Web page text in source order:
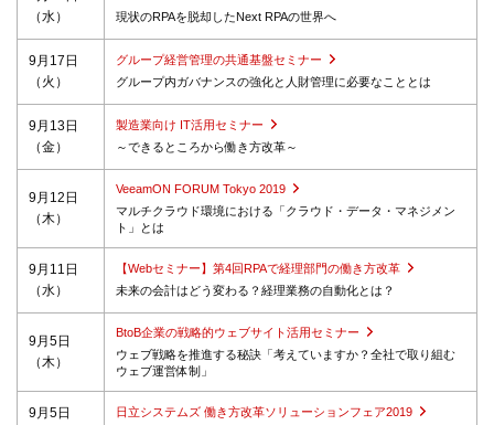
（水）
現状のRPAを脱却したNext RPAの世界へ
9月17日
（火）
グループ経営管理の共通基盤セミナー
グループ内ガバナンスの強化と人財管理に必要なこととは
9月13日
（金）
製造業向け IT活用セミナー
～できるところから働き方改革～
9月12日
（木）
VeeamON FORUM Tokyo 2019
マルチクラウド環境における「クラウド・データ・マネジメン
ト」とは
9月11日
（水）
【Webセミナー】第4回RPAで経理部門の働き方改革
未来の会計はどう変わる？経理業務の自動化とは？
9月5日
（木）
BtoB企業の戦略的ウェブサイト活用セミナー
ウェブ戦略を推進する秘訣「考えていますか？全社で取り組む
ウェブ運営体制」
9月5日
日立システムズ 働き方改革ソリューションフェア2019